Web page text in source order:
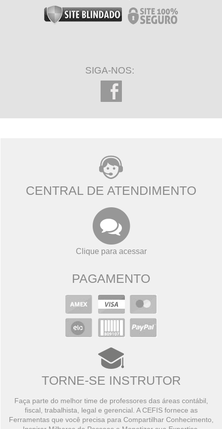
SIGA-NOS:
CENTRAL DE ATENDIMENTO
Clique para acessar
PAGAMENTO
TORNE-SE INSTRUTOR
Faça parte do melhor time de professores das áreas contábil,
fiscal, trabalhista, legal e gerencial. A CEFIS fornece as
Ferramentas que você precisa para Compartilhar Conhecimento,